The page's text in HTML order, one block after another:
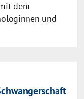
dem
und